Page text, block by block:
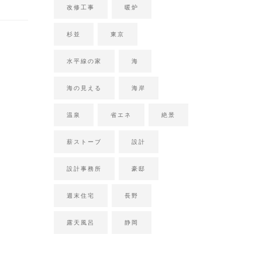
改修工事 暖炉
杉並 東京
水平線の家 海
海の見える 海岸
温泉 省エネ 絶景
薪ストーブ 設計
設計事務所 豪邸
週末住宅 長野
露天風呂 静岡